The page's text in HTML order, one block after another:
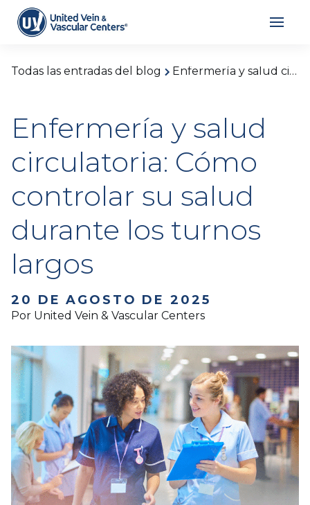
Todas las entradas del blog Enfermería y salud circulatoria: Cómo controlar su salud durante los turnos largos
Enfermería y salud
circulatoria: Cómo
controlar su salud
durante los turnos
largos
20 DE AGOSTO DE 2025
Por United Vein & Vascular Centers